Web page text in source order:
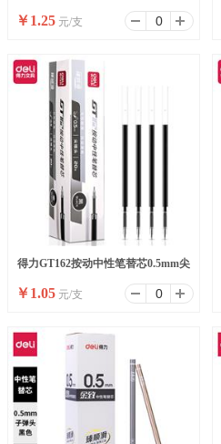
0.5mm子弹头(黑)(支)
￥1.25 元/支
得力GT162按动中性笔替芯0.5mm尖
锥头(黑)(支)
￥1.05 元/支